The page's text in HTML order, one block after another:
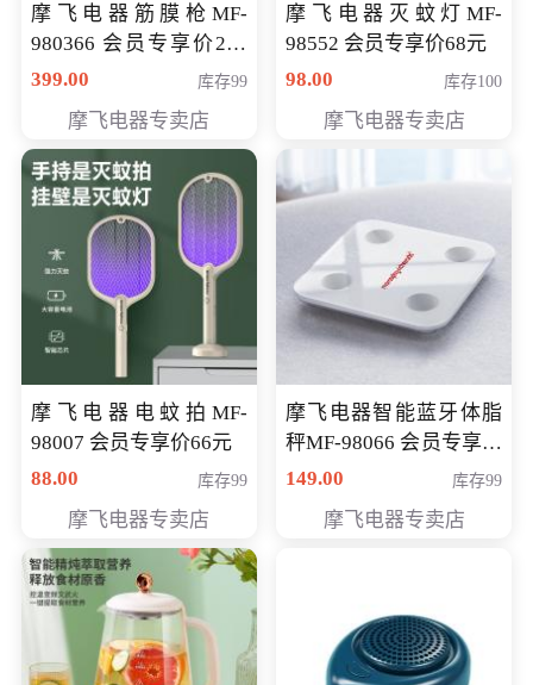
摩飞电器筋膜枪MF-
980366 会员专享价299
元
399.00 库存99
摩飞电器专卖店
摩飞电器灭蚊灯MF-
98552 会员专享价68元
98.00
库存100
摩飞电器专卖店
摩飞电器电蚊拍MF-
98007 会员专享价66元
88.00
库存99
摩飞电器专卖店
摩飞电器智能蓝牙体脂
秤MF-98066 会员专享价
98元
149.00 库存99
摩飞电器专卖店